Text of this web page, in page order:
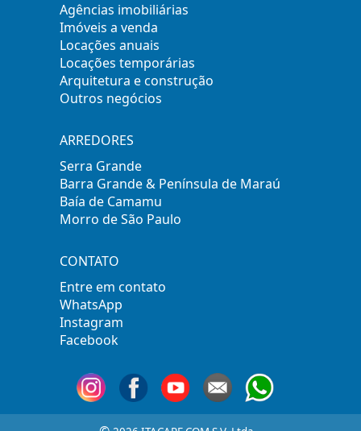
Agências imobiliárias
Imóveis a venda
Locações anuais
Locações temporárias
Arquitetura e construção
Outros negócios
ARREDORES
Serra Grande
Barra Grande & Península de Maraú
Baía de Camamu
Morro de São Paulo
CONTATO
Entre em contato
WhatsApp
Instagram
Facebook